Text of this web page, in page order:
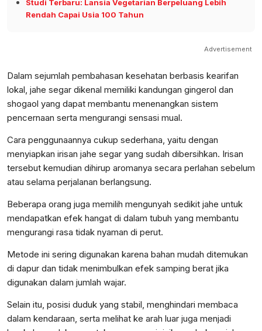
Studi Terbaru: Lansia Vegetarian Berpeluang Lebih
Rendah Capai Usia 100 Tahun
Advertisement
Dalam sejumlah pembahasan kesehatan berbasis kearifan
lokal, jahe segar dikenal memiliki kandungan gingerol dan
shogaol yang dapat membantu menenangkan sistem
pencernaan serta mengurangi sensasi mual.
Cara penggunaannya cukup sederhana, yaitu dengan
menyiapkan irisan jahe segar yang sudah dibersihkan. Irisan
tersebut kemudian dihirup aromanya secara perlahan sebelum
atau selama perjalanan berlangsung.
Beberapa orang juga memilih mengunyah sedikit jahe untuk
mendapatkan efek hangat di dalam tubuh yang membantu
mengurangi rasa tidak nyaman di perut.
Metode ini sering digunakan karena bahan mudah ditemukan
di dapur dan tidak menimbulkan efek samping berat jika
digunakan dalam jumlah wajar.
Selain itu, posisi duduk yang stabil, menghindari membaca
dalam kendaraan, serta melihat ke arah luar juga menjadi